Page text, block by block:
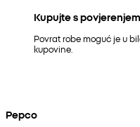
Kupujte s povjerenjem
Povrat robe moguć je u
kupovine.
Pepco